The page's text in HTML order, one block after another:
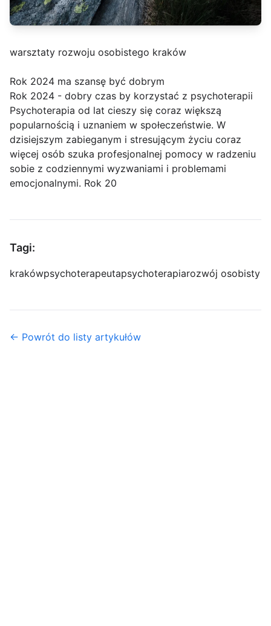
warsztaty rozwoju osobistego kraków
Rok 2024 ma szansę być dobrym
Rok 2024 - dobry czas by korzystać z psychoterapii
Psychoterapia od lat cieszy się coraz większą
popularnością i uznaniem w społeczeństwie. W
dzisiejszym zabieganym i stresującym życiu coraz
więcej osób szuka profesjonalnej pomocy w radzeniu
sobie z codziennymi wyzwaniami i problemami
emocjonalnymi. Rok 20
Tagi:
krakówpsychoterapeutapsychoterapiarozwój osobisty
← Powrót do listy artykułów